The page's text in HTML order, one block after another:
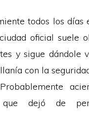
todos los días
oficial suele
y sigue dándole
con la
dejó de